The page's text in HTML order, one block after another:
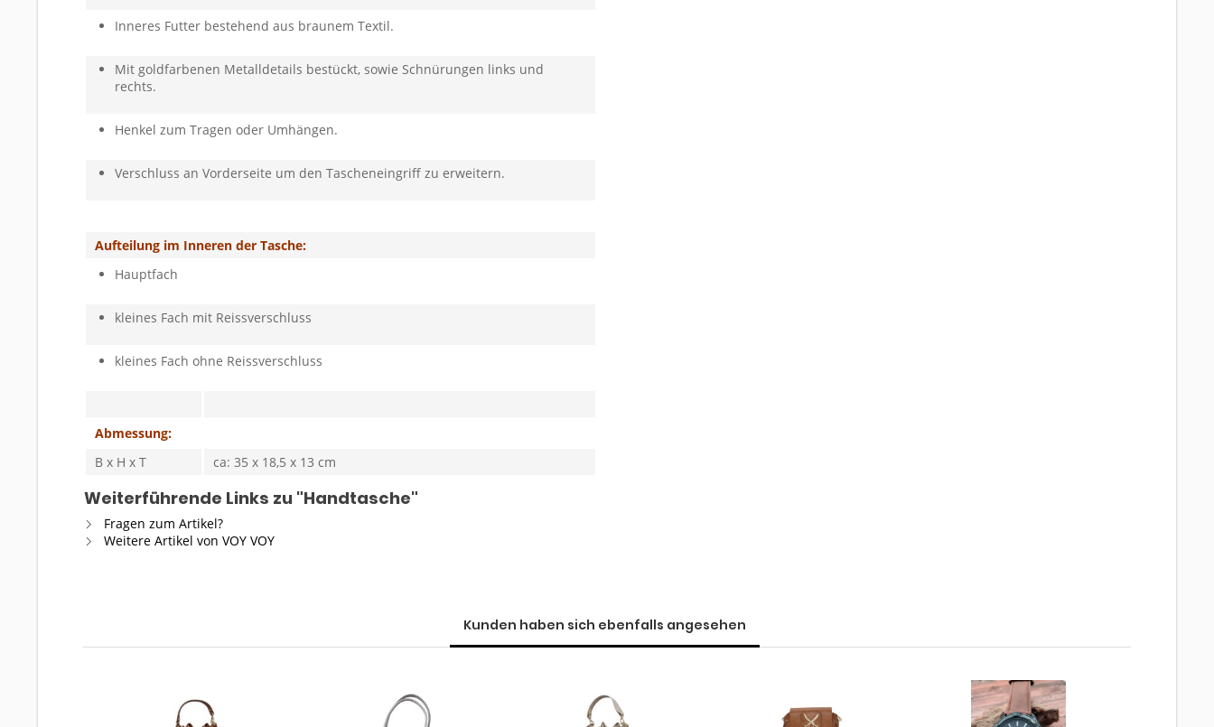
Inneres Futter bestehend aus braunem Textil.
Mit goldfarbenen Metalldetails bestückt, sowie Schnürungen links und
rechts.
Henkel zum Tragen oder Umhängen.
Verschluss an Vorderseite um den Tascheneingriff zu erweitern.
Aufteilung im Inneren der Tasche:
Hauptfach
kleines Fach mit Reissverschluss
kleines Fach ohne Reissverschluss
Abmessung:
B x H x T
ca: 35 x 18,5 x 13 cm
Weiterführende Links zu "Handtasche"
Fragen zum Artikel?
Weitere Artikel von VOY VOY
Kunden haben sich ebenfalls angesehen